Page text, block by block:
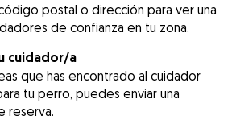
postal o dirección para ver una
de confianza en tu zona.
cuidador/a
que has encontrado al cuidador
tu perro, puedes enviar una
reserva.